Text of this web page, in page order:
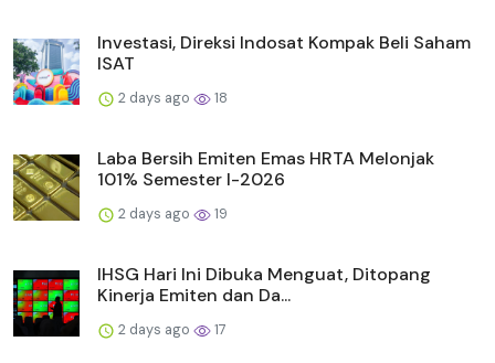
Investasi, Direksi Indosat Kompak Beli Saham
ISAT
2 days ago 18
Laba Bersih Emiten Emas HRTA Melonjak
101% Semester I-2026
2 days ago 19
IHSG Hari Ini Dibuka Menguat, Ditopang
Kinerja Emiten dan Da...
2 days ago 17